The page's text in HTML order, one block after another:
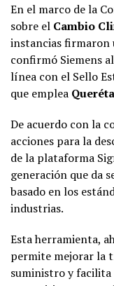
En el marco de la
sobre el Cambio
instancias firmaron
confirmó Siemens
línea con el Sello
que emplea
De acuerdo con la
acciones para la
de la plataforma
generación que da
basado en los
industrias.
Esta herramienta,
permite mejorar la
suministro y facilita